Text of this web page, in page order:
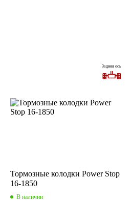
Задняя ось
Тормозные колодки Power Stop
16-1850
В наличии